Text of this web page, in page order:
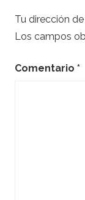
Tu dirección
Los campos
Comentario *